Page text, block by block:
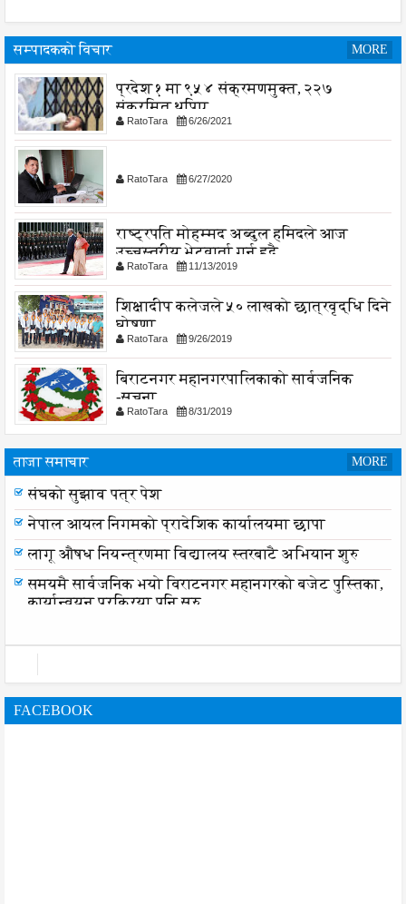
सम्पादकको विचार MORE
प्रदेश १ मा ९५४ संक्रमणमुक्त, २२७
संक्रमित थपिए
RatoTara 6/26/2021
RatoTara 6/27/2020
राष्ट्रपति मोहम्मद अब्दुल हमिदले आज
उच्चस्तरीय भेटवार्ता गर्नु हुदै,
RatoTara 11/13/2019
शिक्षादीप कलेजले ५० लाखको छात्रवृद्धि दिने
घोषणा
RatoTara 9/26/2019
बिराटनगर महानगरपालिकाको सार्वजनिक
-सुचना
RatoTara 8/31/2019
ताजा समाचार MORE
संघको सुझाव पत्र पेश
नेपाल आयल निगमको प्रादेशिक कार्यालयमा छापा
लागू औषध नियन्त्रणमा विद्यालय स्तरबाटै अभियान शुरु
समयमै सार्वजनिक भयो विराटनगर महानगरको बजेट पुस्तिका,
कार्यान्वयन प्रक्रिया पनि सुरु
FACEBOOK